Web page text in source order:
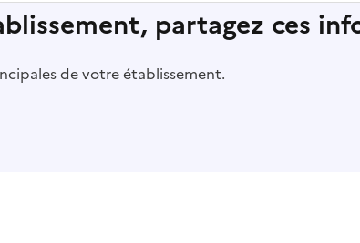
partagez ces
de votre établissement.